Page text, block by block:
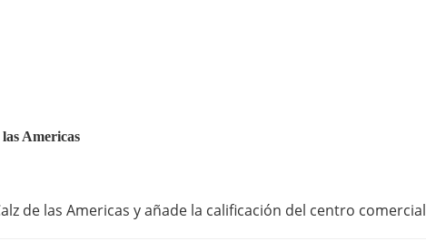
Americas
de las Americas y añade la calificación del centro comercial